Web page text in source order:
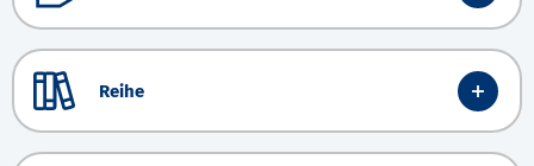
Reihe